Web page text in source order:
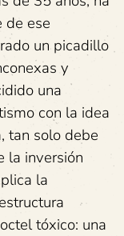
de ese
un picadillo
y
una
con la idea
tan solo debe
la inversión
la
tóxico: una